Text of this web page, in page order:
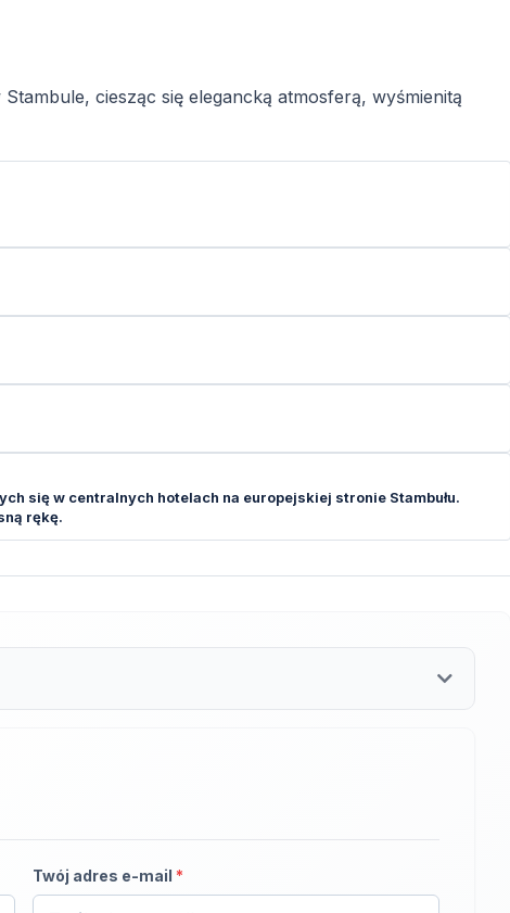
ciesząc się elegancką atmosferą, wyśmienitą
się w centralnych hotelach na europejskiej stronie Stambułu.
rękę.
Twój adres e-mail *